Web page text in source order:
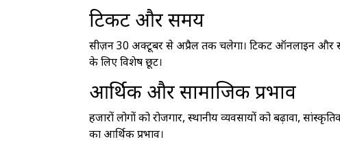
टिकट और समय
सीज़न 30 अक्टूबर से अप्रैल तक चलेगा। टिकट ऑनलाइन और
के लिए विशेष छूट।
आर्थिक और सामाजिक प्रभाव
हजारों लोगों को रोजगार, स्थानीय व्यवसायों को बढ़ावा,
का आर्थिक प्रभाव।